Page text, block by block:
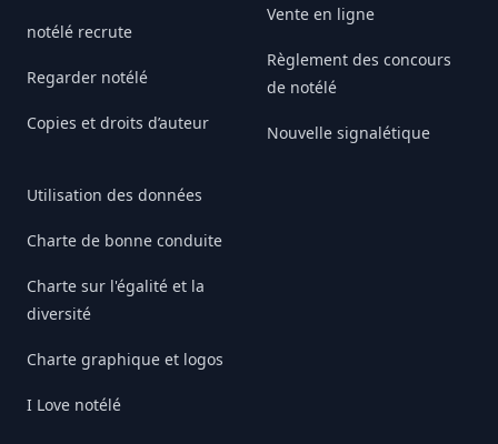
notélé recrute
Regarder notélé
Copies et droits d’auteur
Utilisation des données
Charte de bonne conduite
Charte sur l'égalité et la
diversité
Charte graphique et logos
I Love notélé
Vente en ligne
Règlement des concours
de notélé
Nouvelle signalétique